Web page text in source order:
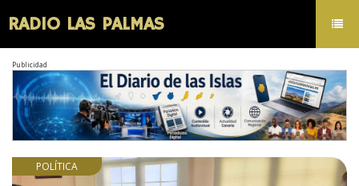
RADIO LAS PALMAS
Publicidad
POLÍTICA